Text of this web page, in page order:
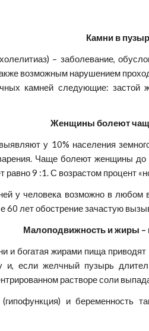
Камни в
– заболевание,
возможным нарушением
камней следующие: застой
Женщины болеют
у 10% населения
Чаще болеют женщины
равно 9 :1. С возрастом процент
у человека возможно в любом
60 лет обострение зачастую
Малоподвижность и жиры –
и богатая жирами пища
и, если желчный пузырь
растворе соли
и беременность